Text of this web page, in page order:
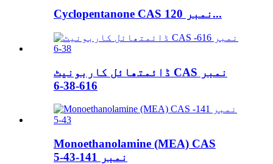
Cyclopentanone CAS نمبر 120...
ڈائمتھائل کاربونیٹ CAS نمبر
616-38-6
Monoethanolamine (MEA) CAS
نمبر 141-43-5